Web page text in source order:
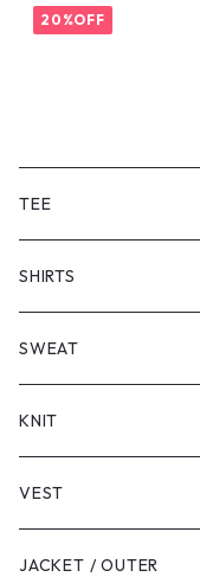
20%OFF
TEE
SHORT SLEEVE
LONG SLEEVE
SHIRTS
SHORT SLEEVE
LONG SLEEVE
SWEAT
KNIT
VEST
JACKET / OUTER